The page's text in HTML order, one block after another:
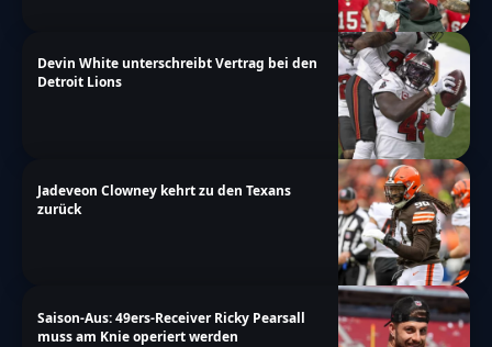
Devin White unterschreibt Vertrag bei den
Detroit Lions
Jadeveon Clowney kehrt zu den Texans
zurück
Saison-Aus: 49ers-Receiver Ricky Pearsall
muss am Knie operiert werden